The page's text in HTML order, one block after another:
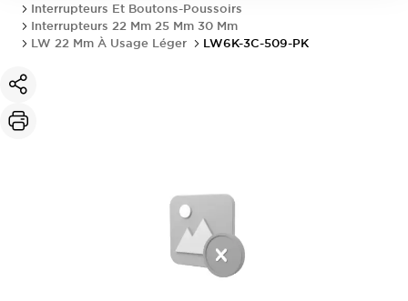
Interrupteurs Et Boutons-Poussoirs
Interrupteurs 22 Mm 25 Mm 30 Mm
LW 22 Mm À Usage Léger
LW6K-3C-509-PK